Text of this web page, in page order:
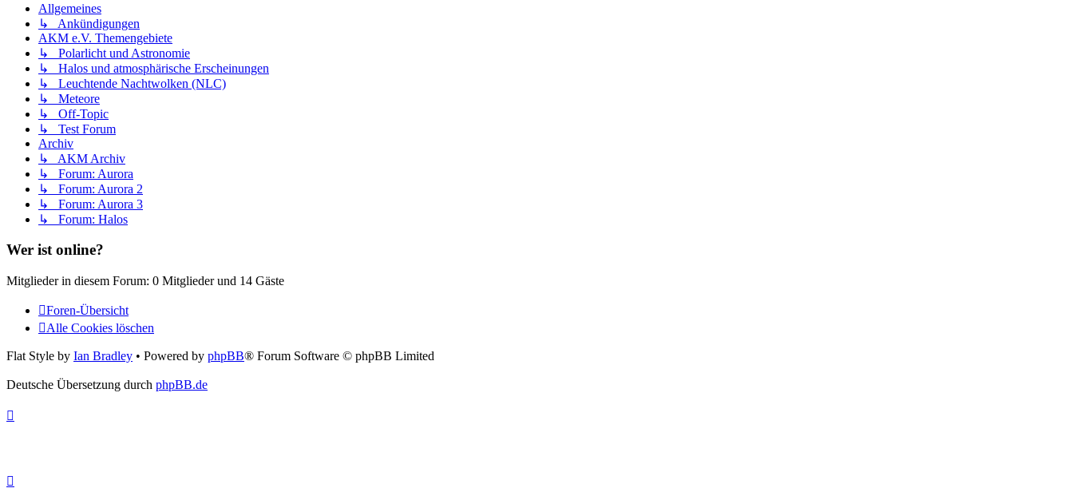
Allgemeines
↳ Ankündigungen
AKM e.V. Themengebiete
↳ Polarlicht und Astronomie
↳ Halos und atmosphärische Erscheinungen
↳ Leuchtende Nachtwolken (NLC)
↳ Meteore
↳ Off-Topic
↳ Test Forum
Archiv
↳ AKM Archiv
↳ Forum: Aurora
↳ Forum: Aurora 2
↳ Forum: Aurora 3
↳ Forum: Halos
Wer ist online?
Mitglieder in diesem Forum: 0 Mitglieder und 14 Gäste
Foren-Übersicht
Alle Cookies löschen
Flat Style by Ian Bradley • Powered by phpBB® Forum Software © phpBB Limited
Deutsche Übersetzung durch phpBB.de